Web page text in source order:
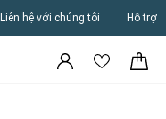
Liên hệ với chúng tôi Hỗ trợ